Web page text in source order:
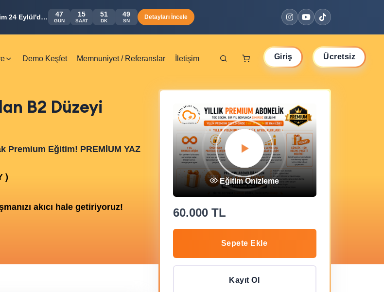
3 Ayda İngilizcenin Mantığı ile Konuşturan Eğitim 24 Eylül'de Başlıyor 47
GÜN
15
SAAT
51
DK
48
SN
Detayları İncele
Demo Keşfet Memnuniyet / Referanslar İletişim Giriş Ücretsiz
B2 Düzeyi
Premium Eğitim! PREMİUM YAZ
)
akıcı hale getiriyoruz!
Eğitim Önizleme
60.000 TL
Sepete Ekle
Kayıt Ol